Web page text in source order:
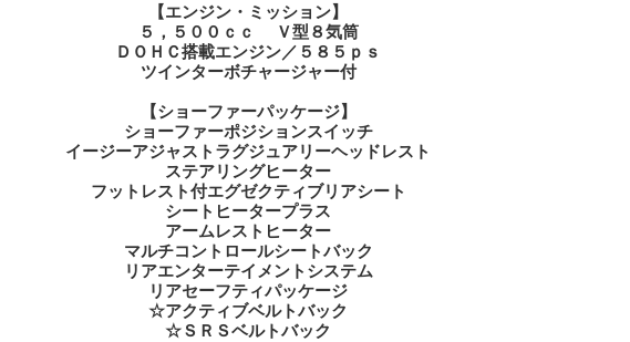
【エンジン・ミッション】
５，５００ｃｃ Ｖ型８気筒
ＤＯＨＣ搭載エンジン／５８５ｐｓ
ツインターボチャージャー付
【ショーファーパッケージ】
ショーファーポジションスイッチ
イージーアジャストラグジュアリーヘッドレスト
ステアリングヒーター
フットレスト付エグゼクティブリアシート
シートヒータープラス
アームレストヒーター
マルチコントロールシートバック
リアエンターテイメントシステム
リアセーフティパッケージ
☆アクティブベルトバック
☆ＳＲＳベルトバック